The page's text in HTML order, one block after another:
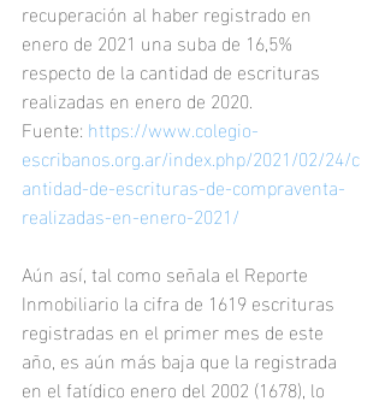
recuperación al haber registrado en
enero de 2021 una suba de 16,5%
respecto de la cantidad de escrituras
realizadas en enero de 2020.
Fuente: https://www.colegio-
escribanos.org.ar/index.php/2021/02/24/c
antidad-de-escrituras-de-compraventa-
realizadas-en-enero-2021/
Aún así, tal como señala el Reporte
Inmobiliario la cifra de 1619 escrituras
registradas en el primer mes de este
año, es aún más baja que la registrada
en el fatídico enero del 2002 (1678), lo